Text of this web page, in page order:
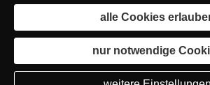
alle Cookies
nur notwendige